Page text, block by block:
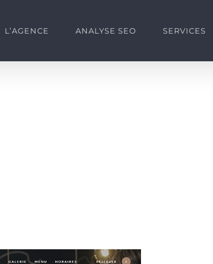
L’AGENCE ANALYSE SEO SERVICES